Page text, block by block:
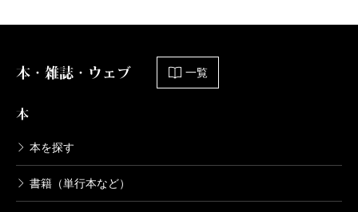
れる。しかし中には、まず童心に返らない限り、読み
安心してほしい。プルマン氏の紡ぐこのシリーズ
本・雑誌・ウェブ 一覧
本
本を探す
書籍（単行本など）